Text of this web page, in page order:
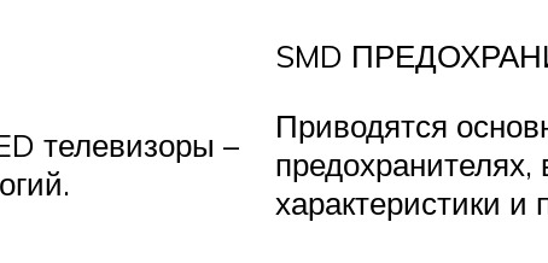
телевизоры –
SMD
Приводятся
предохранителях,
характеристики и